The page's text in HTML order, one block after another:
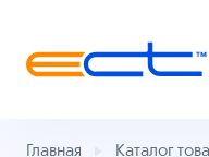
Главная
Каталог